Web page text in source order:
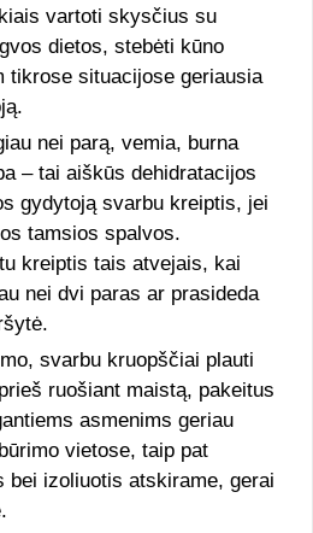
vartoti skysčius su
dietos, stebėti kūno
tikrose situacijose geriausia
nei parą, vemia, burna
– tai aiškūs dehidratacijos
gydytoją svarbu kreiptis, jei
tamsios spalvos.
kreiptis tais atvejais, kai
nei dvi paras ar prasideda
svarbu kruopščiai plauti
ruošiant maistą, pakeitus
asmenims geriau
vietose, taip pat
bei izoliuotis atskirame, gerai